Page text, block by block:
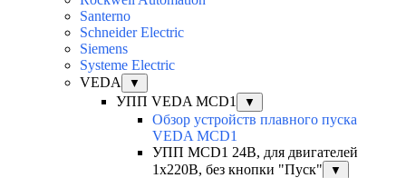
Santerno
Schneider Electric
Siemens
Systeme Electric
VEDA
▼
УПП VEDA MCD1 ▼
Обзор устройств плавного пуска
VEDA MCD1
УПП MCD1 24В, для двигателей
1х220В, без кнопки "Пуск"
▼